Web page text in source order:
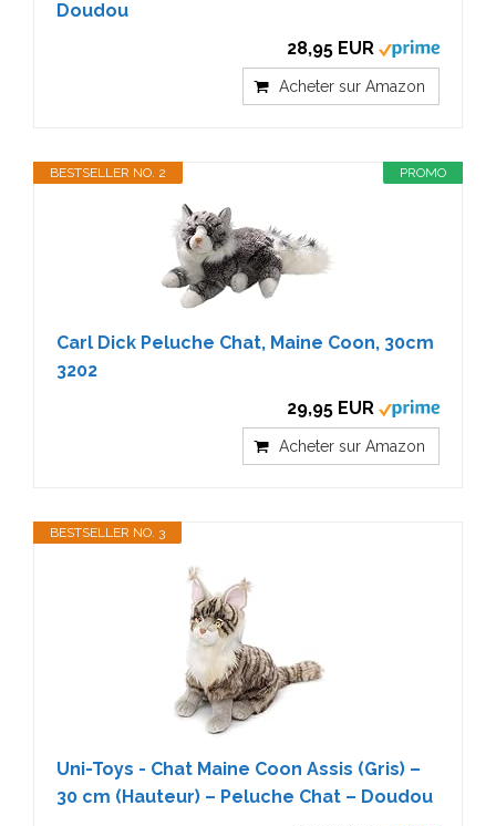
Doudou
28,95 EUR
Acheter sur Amazon
PROMO
BESTSELLER NO. 2
Carl Dick Peluche Chat, Maine Coon, 30cm
3202
29,95 EUR
Acheter sur Amazon
BESTSELLER NO. 3
Uni-Toys - Chat Maine Coon Assis (Gris) –
30 cm (Hauteur) – Peluche Chat – Doudou